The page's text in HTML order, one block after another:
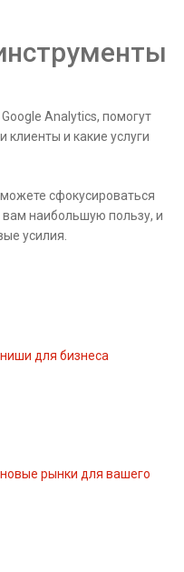
Analytics, помогут
клиенты и какие услуги
сфокусироваться
вам наибольшую пользу, и
усилия.
для бизнеса
рынки для вашего